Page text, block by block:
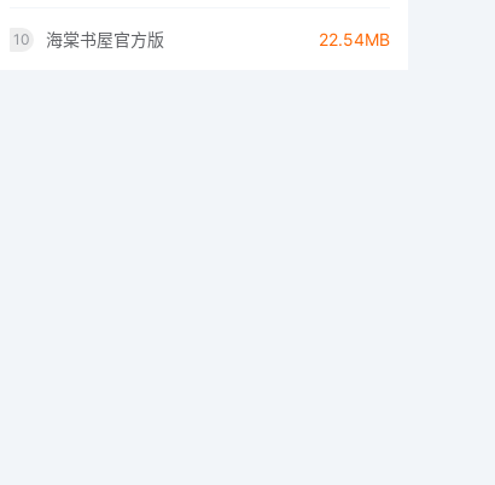
10 海棠书屋官方版 22.54MB